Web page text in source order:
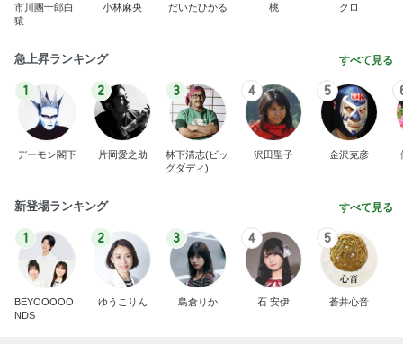
市川團十郎白
猿
小林麻央 だいたひかる 桃 クロ
急上昇ランキング すべて見る
1
デーモン閣下
2
片岡愛之助
3
林下清志(ビッ
グダディ)
4
沢田聖子
5
金沢克彦
新登場ランキング すべて見る
1
BEYOOOOO
NDS
2
ゆうこりん
3
島倉りか
4
石 安伊
5
蒼井心音